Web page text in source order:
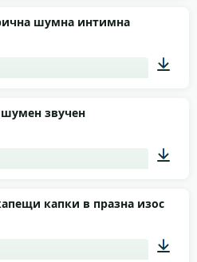
шумна интимна
звучен
00:43
капки в празна